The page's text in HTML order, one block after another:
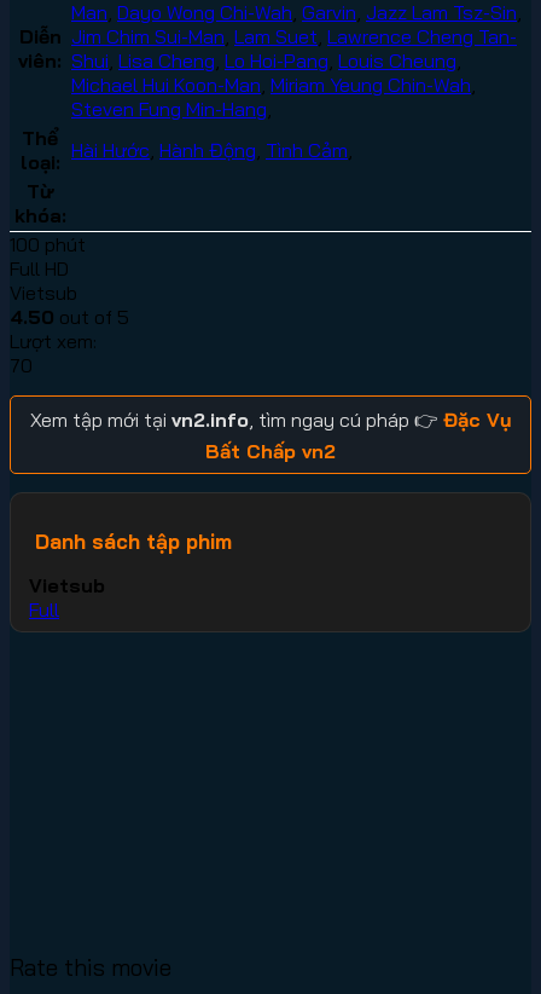
Diễn
viên:
Man Dayo Wong Chi-Wah Garvin Jazz Lam Tsz-Sin
Jim Chim Sui-Man Lam Suet Lawrence Cheng Tan-
Shui Lisa Cheng Lo Hoi-Pang Louis Cheung
Michael Hui Koon-Man Miriam Yeung Chin-Wah
Steven Fung Min-Hang
Thể
loại: Hài Hước Hành Động Tình Cảm
Từ
khóa:
100 phút
Full HD
Vietsub
4.50 out of 5
Lượt xem:
70
Xem tập mới tại vn2.info, tìm ngay cú pháp 👉 Đặc Vụ
Bất Chấp vn2
Danh sách tập phim
Vietsub
Full
Rate this movie